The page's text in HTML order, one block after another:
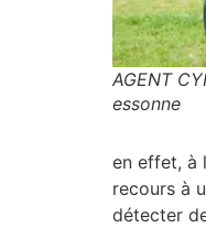
AGENT
essonne
en effet, à
recours à
détecter